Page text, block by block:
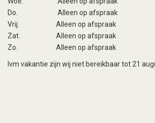
Do.
Alleen op afspraak
Vrij.
Alleen op afspraak
Zat.
Alleen op afspraak
Zo.
Alleen op afspraak
Ivm vakantie zijn wij niet bereikbaar tot 21